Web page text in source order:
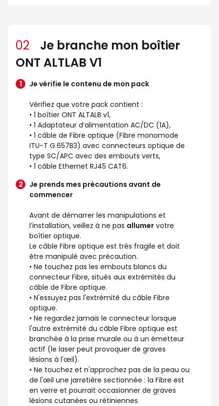
02
Je branche mon boîtier
ONT ALTLAB V1
Je vérifie le contenu de mon pack
Vérifiez que votre pack contient :
• 1 boîtier ONT ALTALB v1,
• 1 Adaptateur d’alimentation AC/DC (1A),
• 1 câble de Fibre optique (Fibre monomode
ITU-T G.657B3) avec connecteurs optique de
type SC/APC avec des embouts verts,
• 1 câble Ethernet RJ45 CAT6.
Je prends mes précautions avant de
commencer
Avant de démarrer les manipulations et
l’installation, veillez à ne pas allumer votre
boîtier optique.
Le câble Fibre optique est très fragile et doit
être manipulé avec précaution.
• Ne touchez pas les embouts blancs du
connecteur Fibre, situés aux extrémités du
câble de Fibre optique.
• N'essuyez pas l'extrémité du câble Fibre
optique.
• Ne regardez jamais le connecteur lorsque
l'autre extrémité du câble Fibre optique est
branchée à la prise murale ou à un émetteur
actif (le laser peut provoquer de graves
lésions à l'œil).
• Ne touchez et n'approchez pas de la peau ou
de l'œil une jarretière sectionnée : la Fibre est
en verre et pourrait occasionner de graves
lésions cutanées ou rétiniennes.